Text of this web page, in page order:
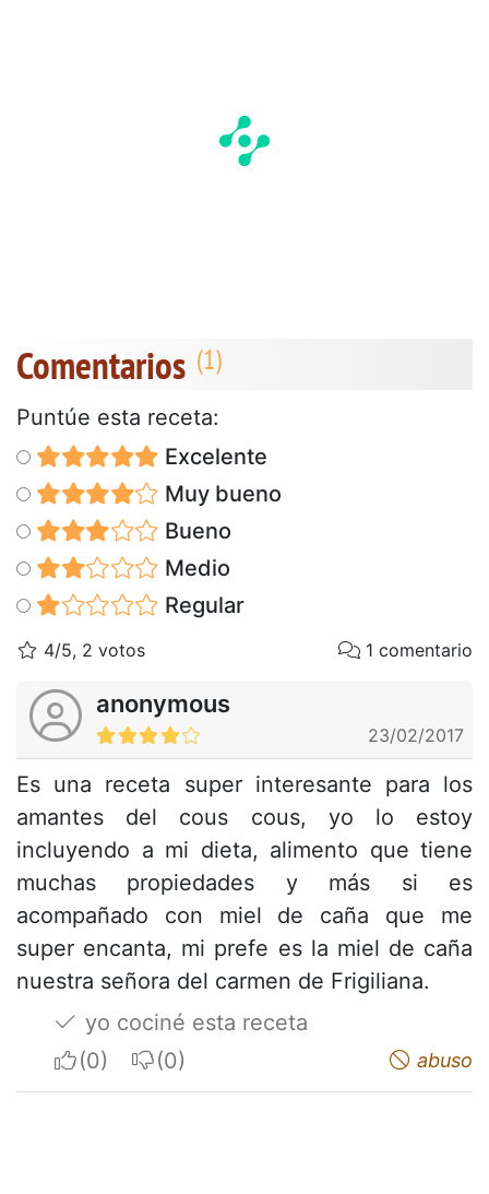
Comentarios
Puntúe esta receta:
Excelente
Muy bueno
Bueno
Medio
Regular
4/5, 2 votos 1 comentario
anonymous
23/02/2017
Es una receta super interesante para los
amantes del cous cous, yo lo estoy
incluyendo a mi dieta, alimento que tiene
muchas propiedades y más si es
acompañado con miel de caña que me
super encanta, mi prefe es la miel de caña
nuestra señora del carmen de Frigiliana.
yo cociné esta receta
I apreciateI do not appreciate abuso